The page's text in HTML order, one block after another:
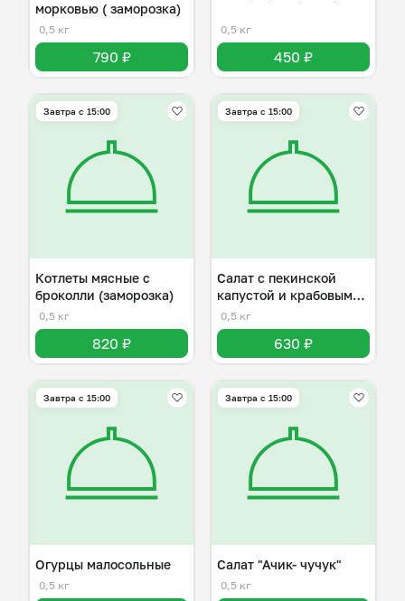
морковью ( заморозка)
0,5 кг
790 ₽
0,5 кг
450 ₽
Завтра c 15:00
Котлеты мясные с
броколли (заморозка)
0,5 кг
820 ₽
Завтра c 15:00
Салат с пекинской
капустой и крабовыми
палочками
0,5 кг
630 ₽
Завтра c 15:00
Огурцы малосольные
0,5 кг
Завтра c 15:00
Салат "Ачик- чучук"
0,5 кг